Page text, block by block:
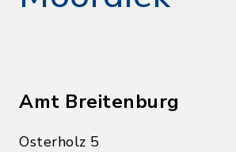
Amt Breitenburg
Osterholz 5